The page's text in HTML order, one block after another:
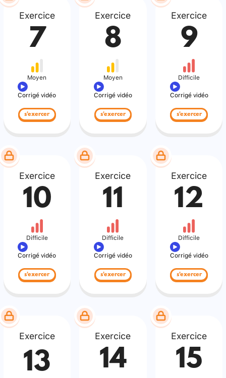
Exercice
7
Moyen
Corrigé vidéo
s'exercer
Exercice
8
Moyen
Corrigé vidéo
s'exercer
Exercice
9
Difficile
Corrigé vidéo
s'exercer
Exercice
10
Difficile
Corrigé vidéo
s'exercer
Exercice
11
Difficile
Corrigé vidéo
s'exercer
Exercice
12
Difficile
Corrigé vidéo
s'exercer
Exercice
13
Exercice
14
Exercice
15